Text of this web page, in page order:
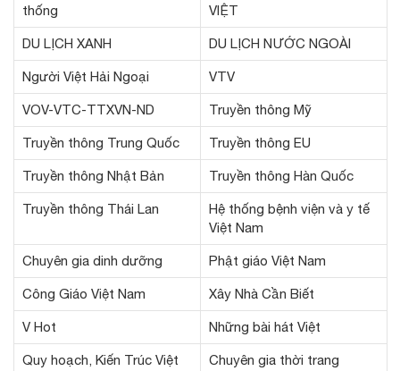
thống
VIỆT
DU LỊCH XANH DU LỊCH NƯỚC NGOÀI
Người Việt Hải Ngoại VTV
VOV-VTC-TTXVN-ND Truyền thông Mỹ
Truyền thông Trung Quốc Truyền thông EU
Truyền thông Nhật Bản Truyền thông Hàn Quốc
Truyền thông Thái Lan
Hệ thống bệnh viện và y tế
Việt Nam
Chuyên gia dinh dưỡng Phật giáo Việt Nam
Công Giáo Việt Nam Xây Nhà Cần Biết
V Hot Những bài hát Việt
Quy hoạch, Kiến Trúc Việt
Chuyên gia thời trang